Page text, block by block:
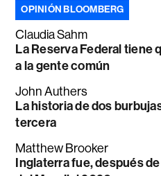
OPINIÓN BLOOMBERG
Claudia Sahm
La Reserva Federal tiene
a la gente común
John Authers
La historia de dos
tercera
Matthew Brooker
Inglaterra fue, después